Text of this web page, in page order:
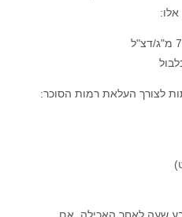
לצורך העלאת רמות הסוכר: